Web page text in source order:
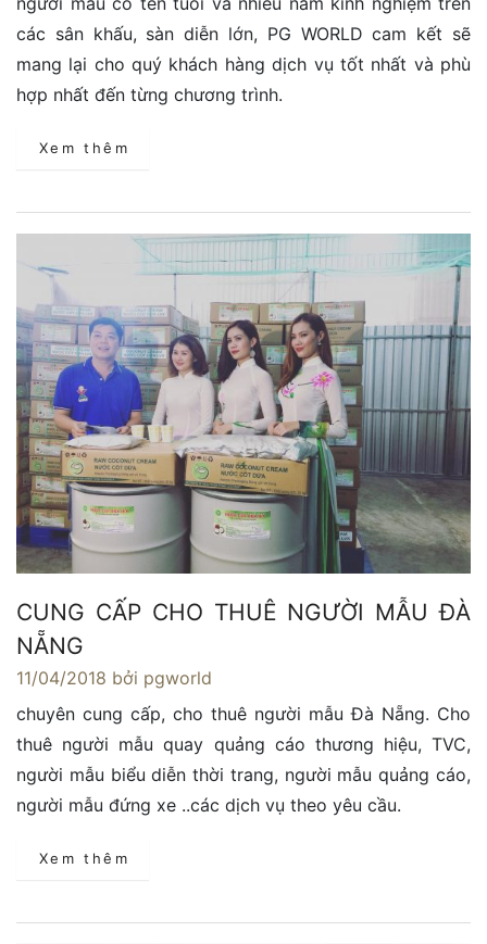
các sân khấu, sàn diễn lớn, PG WORLD cam kết sẽ
mang lại cho quý khách hàng dịch vụ tốt nhất và phù
hợp nhất đến từng chương trình.
Xem thêm
CUNG CẤP CHO THUÊ NGƯỜI MẪU ĐÀ
NẴNG
11/04/2018 bởi pgworld
chuyên cung cấp, cho thuê người mẫu Đà Nẵng. Cho
thuê người mẫu quay quảng cáo thương hiệu, TVC,
người mẫu biểu diễn thời trang, người mẫu quảng cáo,
người mẫu đứng xe ..các dịch vụ theo yêu cầu.
Xem thêm